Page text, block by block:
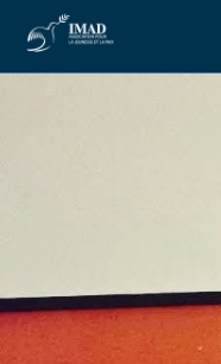
Nos objectifs